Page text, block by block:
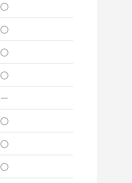
◯
◯
◯
◯
―
◯
◯
◯